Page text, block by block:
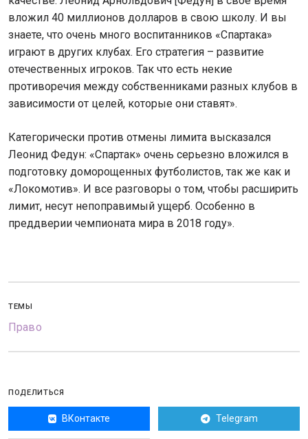
вложил 40 миллионов долларов в свою школу. И вы
знаете, что очень много воспитанников «Спартака»
играют в других клубах. Его стратегия – развитие
отечественных игроков. Так что есть некие
противоречия между собственниками разных клубов в
зависимости от целей, которые они ставят».
Категорически против отмены лимита высказался
Леонид Федун: «Спартак» очень серьезно вложился в
подготовку доморощенных футболистов, так же как и
«Локомотив». И все разговоры о том, чтобы расширить
лимит, несут непоправимый ущерб. Особенно в
преддверии чемпионата мира в 2018 году».
ТЕМЫ
Право
ПОДЕЛИТЬСЯ
ВКонтакте Telegram